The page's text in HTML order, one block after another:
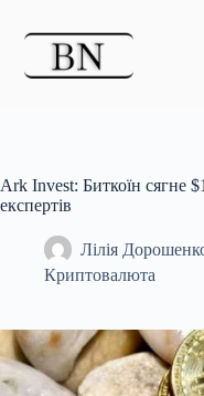
Ark Invest: Биткоїн сягне
експертів
Лілія
Криптовалюта